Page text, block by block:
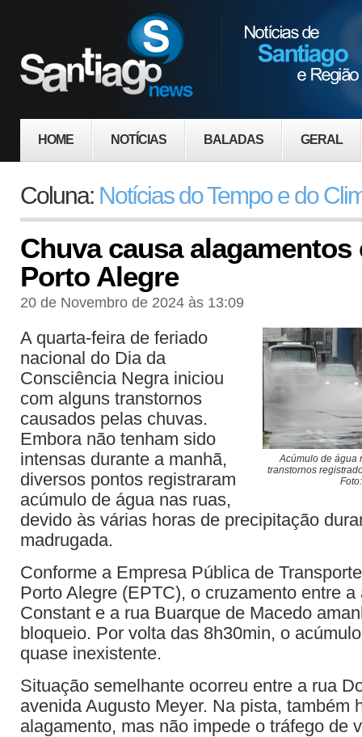
HOME NOTÍCIAS BALADAS GERAL
Coluna: Notícias do Tempo e do
Chuva causa alagamentos
Porto Alegre
20 de Novembro de 2024 às 13:09
Acúmulo de água
transtornos
A quarta-feira de feriado
nacional do Dia da
Consciência Negra iniciou
com alguns transtornos
causados pelas chuvas.
Embora não tenham sido
intensas durante a manhã,
diversos pontos registraram
acúmulo de água nas ruas,
devido às várias horas de precipitação
madrugada.
Conforme a Empresa Pública de
Porto Alegre (EPTC), o cruzamento entre a
Constant e a rua Buarque de Macedo
bloqueio. Por volta das 8h30min, o
quase inexistente.
Situação semelhante ocorreu entre a rua
avenida Augusto Meyer. Na pista, também
alagamento, mas não impede o tráfego de